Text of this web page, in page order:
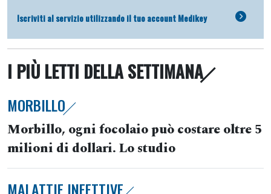
Iscriviti al servizio utilizzando il tuo account Medikey
I PIÙ LETTI DELLA SETTIMANA
MORBILLO
Morbillo, ogni focolaio può costare oltre 5
milioni di dollari. Lo studio
MALATTIE INFETTIVE